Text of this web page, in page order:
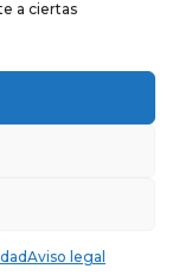
a ciertas
Aviso legal
de
AHORA